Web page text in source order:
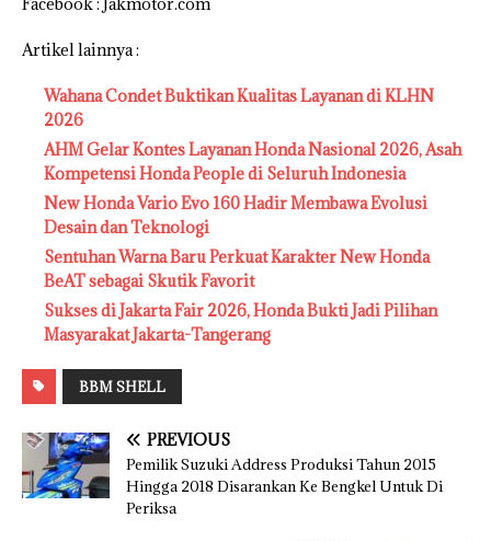
Artikel lainnya :
Wahana Condet Buktikan Kualitas Layanan di KLHN
2026
AHM Gelar Kontes Layanan Honda Nasional 2026, Asah
Kompetensi Honda People di Seluruh Indonesia
New Honda Vario Evo 160 Hadir Membawa Evolusi
Desain dan Teknologi
Sentuhan Warna Baru Perkuat Karakter New Honda
BeAT sebagai Skutik Favorit
Sukses di Jakarta Fair 2026, Honda Bukti Jadi Pilihan
Masyarakat Jakarta-Tangerang
BBM SHELL
PREVIOUS
Pemilik Suzuki Address Produksi Tahun 2015
Hingga 2018 Disarankan Ke Bengkel Untuk Di
Periksa